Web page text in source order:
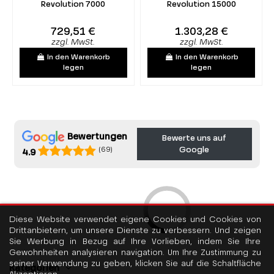
Revolution 7000
729,51 €
zzgl. MwSt.
In den Warenkorb
legen
Revolution 15000
1.303,28 €
zzgl. MwSt.
In den Warenkorb
legen
Bewertungen
4.9
(69)
Bewerte uns auf
Google
Kategorien
Diese Website verwendet eigene Cookies und Cookies von
Drittanbietern, um unsere Dienste zu verbessern. Und zeigen
Sie Werbung in Bezug auf Ihre Vorlieben, indem Sie Ihre
Gewohnheiten analysieren navigation. Um Ihre Zustimmung zu
seiner Verwendung zu geben, klicken Sie auf die Schaltfläche